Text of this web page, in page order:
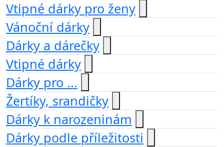
Vtipné dárky pro ženy
Vánoční dárky
Dárky a dárečky
Vtipné dárky
Dárky pro ...
Žertíky, srandičky
Dárky k narozeninám
Dárky podle příležitosti